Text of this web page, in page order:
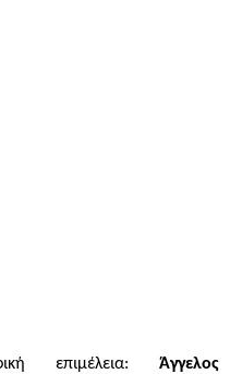
επιμέλεια: Άγγελος